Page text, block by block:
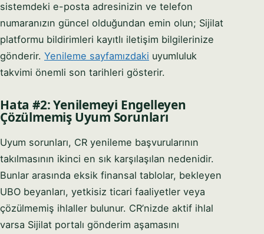
sistemdeki e-posta adresinizin ve telefon
numaranızın güncel olduğundan emin olun; Sijilat
platformu bildirimleri kayıtlı iletişim bilgilerinize
gönderir. Yenileme sayfamızdaki uyumluluk
takvimi önemli son tarihleri gösterir.
Hata #2: Yenilemeyi Engelleyen
Çözülmemiş Uyum Sorunları
Uyum sorunları, CR yenileme başvurularının
takılmasının ikinci en sık karşılaşılan nedenidir.
Bunlar arasında eksik finansal tablolar, bekleyen
UBO beyanları, yetkisiz ticari faaliyetler veya
çözülmemiş ihlaller bulunur. CR’nizde aktif ihlal
varsa Sijilat portalı gönderim aşamasını